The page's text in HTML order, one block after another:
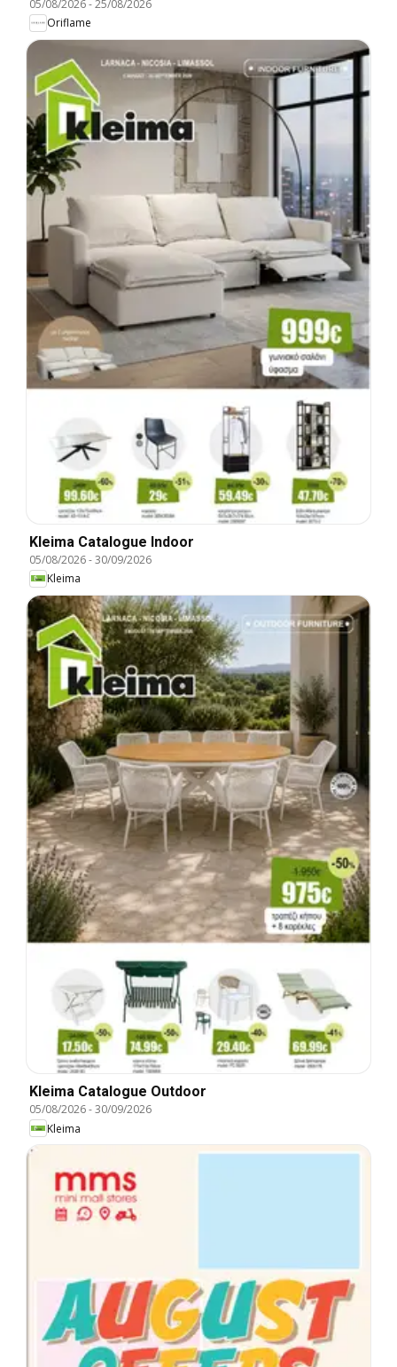
05/08/2026-25/08/2026
Oriflame
Kleima Catalogue Indoor
05/08/2026-30/09/2026
Kleima
Kleima Catalogue Outdoor
05/08/2026-30/09/2026
Kleima